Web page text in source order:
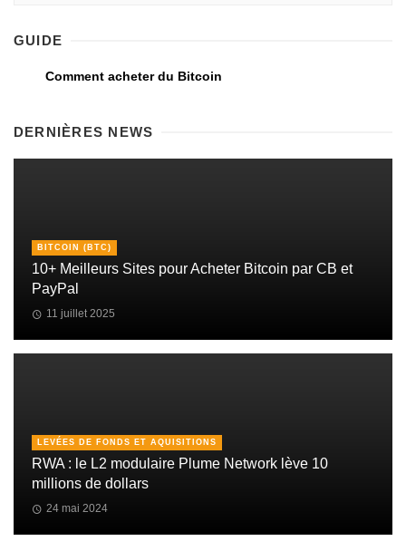
GUIDE
Comment acheter du Bitcoin
DERNIÈRES NEWS
BITCOIN (BTC)
10+ Meilleurs Sites pour Acheter Bitcoin par CB et
PayPal
11 juillet 2025
LEVÉES DE FONDS ET AQUISITIONS
RWA : le L2 modulaire Plume Network lève 10
millions de dollars
24 mai 2024